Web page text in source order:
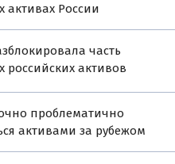
России
часть
активов
проблематично
активами за рубежом